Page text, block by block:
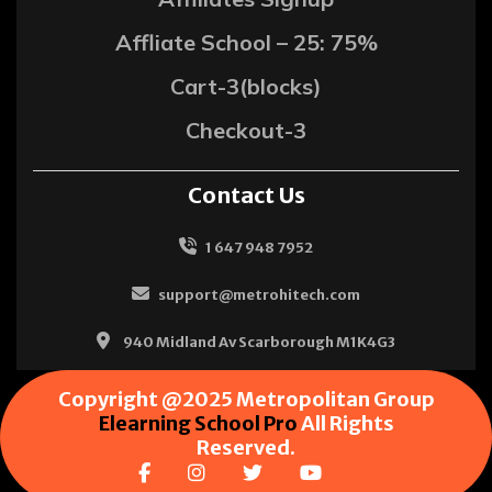
Affliate School – 25: 75%
Cart-3(blocks)
Checkout-3
Contact Us
1 647 948 7952
support@metrohitech.com
940 Midland Av Scarborough M1K4G3
Copyright @2025 Metropolitan Group
Elearning School ProAll Rights
Reserved.